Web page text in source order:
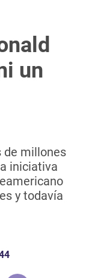
un
de millones
iniciativa
y todavía